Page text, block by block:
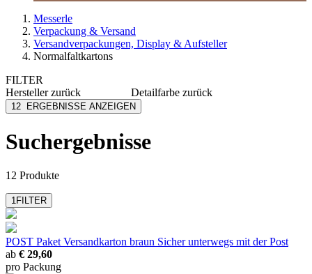
Messerle
Verpackung & Versand
Versandverpackungen, Display & Aufsteller
Normalfaltkartons
FILTER
Herstellerzurück
ColomPac
TidyPac
Detailfarbe zurück
12 ERGEBNISSE ANZEIGEN
Suchergebnisse
12 Produkte
1FILTER
POST Paket Versandkarton braun Sicher unterwegs mit der Post
ab € 29,60
pro Packung